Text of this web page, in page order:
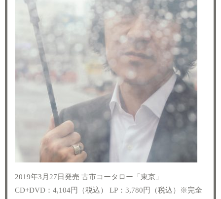
2019年3月27日発売 古市コータロー「東京」
CD+DVD：4,104円（税込） LP：3,780円（税込）※完全